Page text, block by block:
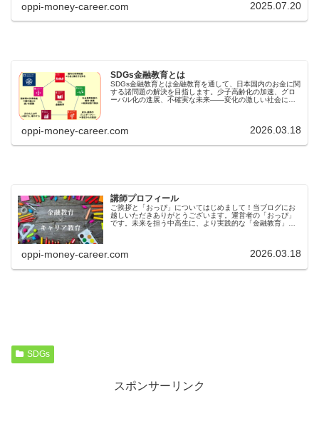
oppi-money-career.com 2025.07.20
SDGs金融教育とは
SDGs金融教育とは金融教育を通して、日本国内のお金に関
する諸問題の解決を目指します。少子高齢化の加速、グロ
ーバル化の進展、不確実な未来――変化の激しい社会にお
oppi-money-career.com 2026.03.18
講師プロフィール
ご挨拶と「おっぴ」についてはじめまして！当ブログにお
越しいただきありがとうございます。運営者の「おっぴ」
です。未来を担う中高生に、より実践的な「金融教育」と
oppi-money-career.com 2026.03.18
SDGs
スポンサーリンク